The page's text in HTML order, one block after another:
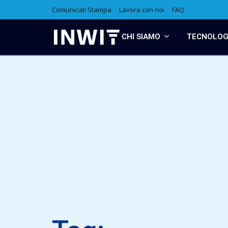
Comunicati Stampa Lavora con noi FAQ
CHI SIAMO